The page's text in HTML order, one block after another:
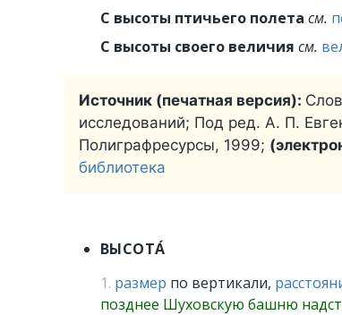
С высоты птичьего полета см.
С высоты своего величия см.
Источник (печатная версия):
исследований; Под ред. А. П.
Полиграфресурсы, 1999;
библиотека
ВЫСОТА́
1. размер по вертикали,
позднее Шуховскую башню